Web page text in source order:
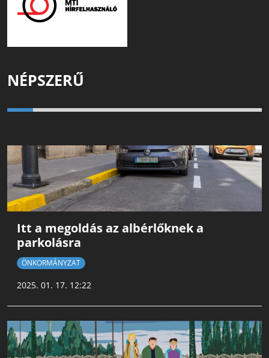
NÉPSZERŰ
Itt a megoldás az albérlőknek a
parkolásra
ÖNKORMÁNYZAT
2025. 01. 17. 12:22